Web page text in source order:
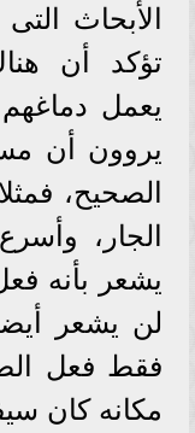
الأبحاث
تؤكد أن
يعمل دماغهم
يروون أن
الصحيح،
الجار،
يشعر بأنه
لن يشعر
فقط فعل
مكانه كان